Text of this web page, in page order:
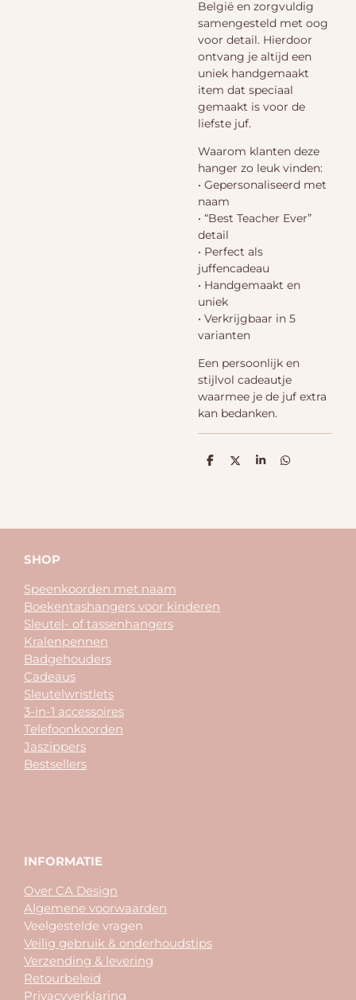
België en zorgvuldig
samengesteld met oog
voor detail. Hierdoor
ontvang je altijd een
uniek handgemaakt
item dat speciaal
gemaakt is voor de
liefste juf.
Waarom klanten deze
hanger zo leuk vinden:
• Gepersonaliseerd met
naam
• “Best Teacher Ever”
detail
• Perfect als
juffencadeau
• Handgemaakt en
uniek
• Verkrijgbaar in 5
varianten
Een persoonlijk en
stijlvol cadeautje
waarmee je de juf extra
kan bedanken.
D
D
S
D
SHOP
Speenkoorden met naam
Boekentashangers voor kinderen
Sleutel- of tassenhangers
Kralenpennen
Badgehouders
Cadeaus
Sleutelwristlets
3-in-1 accessoires
Telefoonkoorden
Jaszippers
Bestsellers
INFORMATIE
Over CA Design
Algemene voorwaarden
Veelgestelde vragen
Veilig gebruik & onderhoudstips
Verzending & levering
Retourbeleid
Privacyverklaring